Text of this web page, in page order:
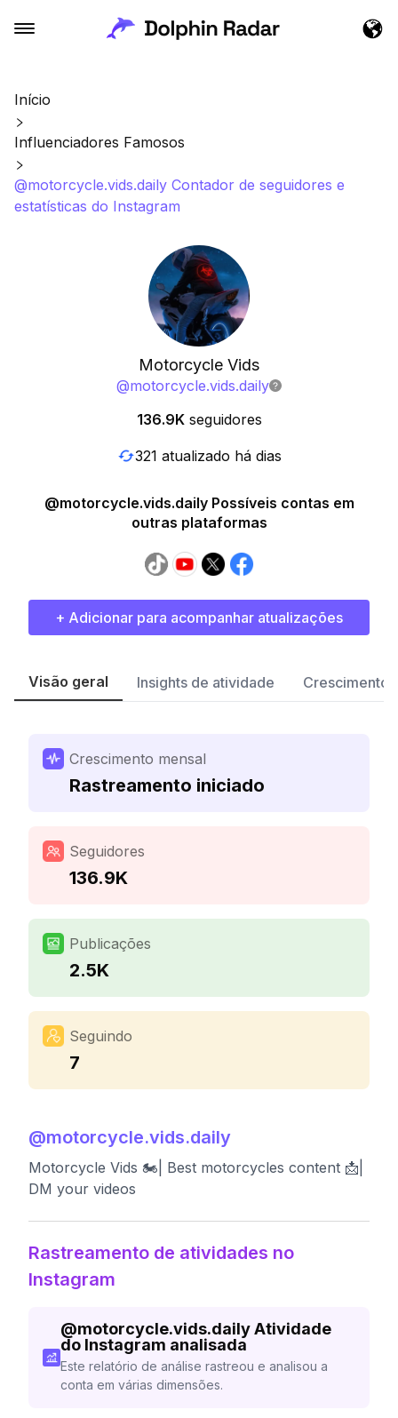
Início
Influenciadores Famosos
@motorcycle.vids.daily Contador de seguidores e
estatísticas do Instagram
Motorcycle Vids
@motorcycle.vids.daily
136.9K seguidores
321 atualizado há dias
@motorcycle.vids.daily Possíveis contas em
outras plataformas
+ Adicionar para acompanhar atualizações
Visão geral Insights de atividade Crescimento
Crescimento mensal
Rastreamento iniciado
Seguidores
136.9K
Publicações
2.5K
Seguindo
7
@motorcycle.vids.daily
Motorcycle Vids 🏍️| Best motorcycles content 📩|
DM your videos
Rastreamento de atividades no
Instagram
@motorcycle.vids.daily Atividade
do Instagram analisada
Este relatório de análise rastreou e analisou a
conta em várias dimensões.